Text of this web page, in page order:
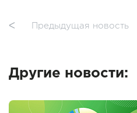
ᐸ Предыдущая новость
Другие новости: